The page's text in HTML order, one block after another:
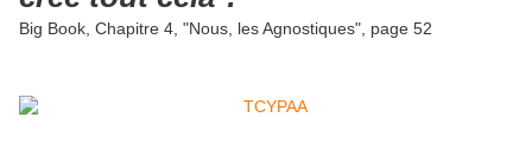
Big Book, Chapitre 4, "Nous, les Agnostiques", page 52